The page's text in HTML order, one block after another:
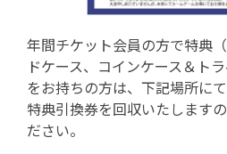
年間チケット会員の方で特典
ドケース、コインケース＆ト
をお持ちの方は、下記場所に
特典引換券を回収いたします
ださい。